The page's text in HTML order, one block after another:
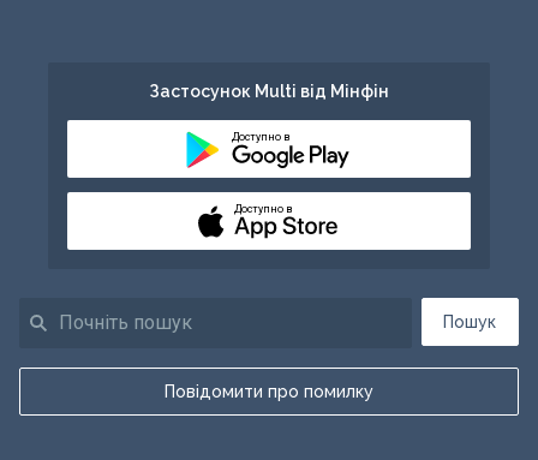
Пошук
Повідомити про помилку
Застосунок Multi від Мінфін
Доступно в
Доступно в